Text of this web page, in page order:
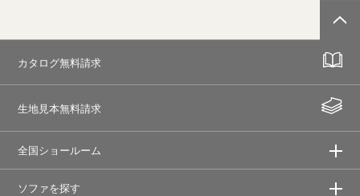
カタログ無料請求
生地見本無料請求
全国ショールーム
ソファを探す